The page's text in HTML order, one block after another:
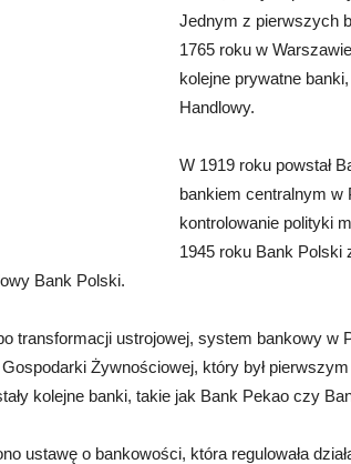
Jednym z pierwszych
1765 roku w
kolejne prywatne
Handlowy.
W 1919 roku powstał
bankiem centralnym w
kontrolowanie polityki
1945 roku Bank Polski
Bank Polski.
transformacji ustrojowej, system bankowy w
Gospodarki Żywnościowej, który był
kolejne banki, takie jak Bank Pekao czy
ustawę o bankowości, która regulowała